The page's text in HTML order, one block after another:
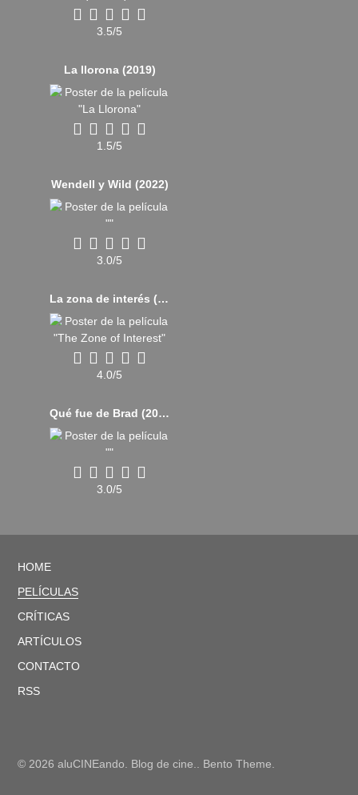
3.5/5
La llorona (2019)
1.5/5
Wendell y Wild (2022)
3.0/5
La zona de interés (2023)
4.0/5
Qué fue de Brad (2017)
3.0/5
HOME
PELÍCULAS
CRÍTICAS
ARTÍCULOS
CONTACTO
RSS
© 2026 aluCINEando. Blog de cine.. Bento Theme.